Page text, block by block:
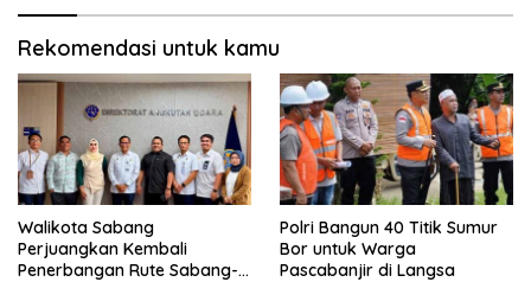
Rekomendasi untuk kamu
Walikota Sabang
Perjuangkan Kembali
Penerbangan Rute Sabang-
Polri Bangun 40 Titik Sumur
Bor untuk Warga
Pascabanjir di Langsa